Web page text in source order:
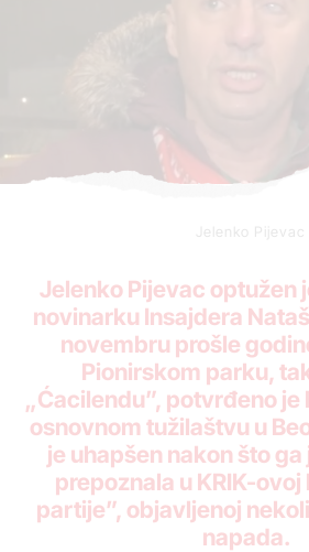
Jelenko
Jelenko Pijevac optužen
novinarku Insajdera
novembru prošle
Pionirskom parku,
„Ćacilendu”, potvrđeno je
osnovnom tužilaštvu u
je uhapšen nakon što
prepoznala u KRIK-
partije”, objavljenoj
napada.